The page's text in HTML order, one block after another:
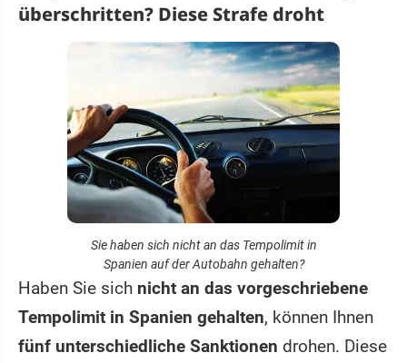
überschritten? Diese Strafe droht
Sie haben sich nicht an das Tempolimit in
Spanien auf der Autobahn gehalten?
Haben Sie sich nicht an das vorgeschriebene
Tempolimit in Spanien gehalten, können Ihnen
fünf unterschiedliche Sanktionen drohen. Diese